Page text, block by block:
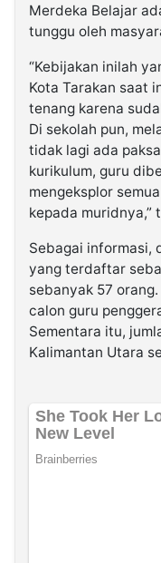
Merdeka Belajar
tunggu oleh
“Kebijakan inilah
Kota Tarakan saat
tenang karena
Di sekolah pun,
tidak lagi ada
kurikulum, guru
mengeksplor
kepada muridnya,”
Sebagai informasi,
yang terdaftar
sebanyak 57
calon guru
Sementara itu,
Kalimantan Utara